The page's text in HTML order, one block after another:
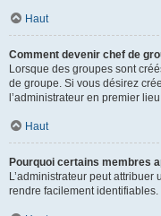
Haut
Comment devenir chef de
Lorsque des groupes sont
de groupe. Si vous désirez
l’administrateur en premier
Haut
Pourquoi certains membres
L’administrateur peut
rendre facilement identifiables.